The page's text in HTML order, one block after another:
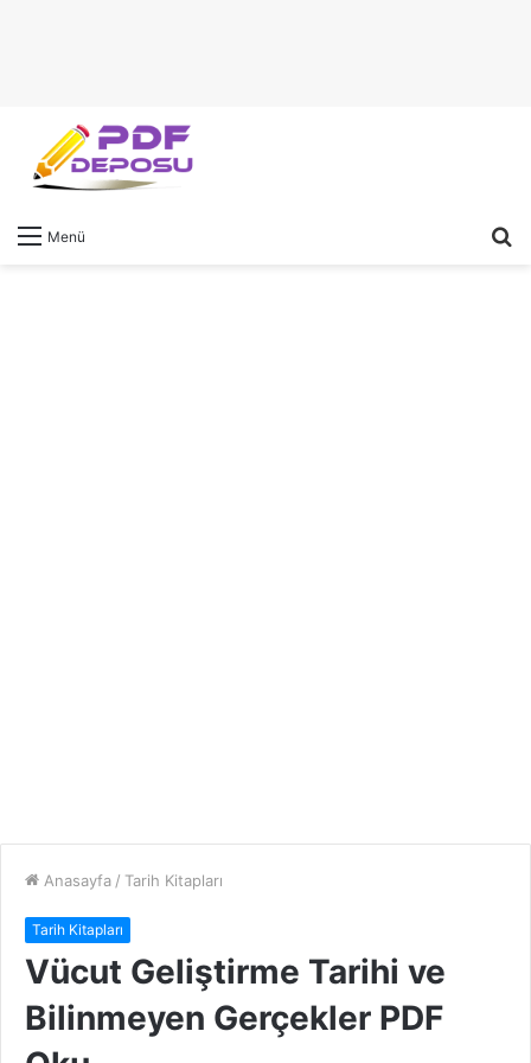
Menü
Anasayfa / Tarih Kitapları
Tarih Kitapları
Vücut Geliştirme Tarihi ve
Bilinmeyen Gerçekler PDF